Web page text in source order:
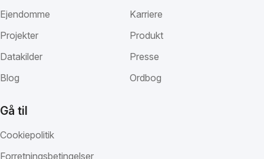
Ejendomme
Projekter
Datakilder
Blog
Karriere
Produkt
Presse
Ordbog
Gå til
Cookiepolitik
Forretningsbetingelser